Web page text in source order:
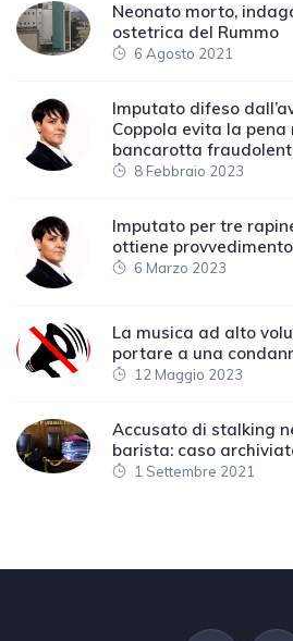
Neonato morto,
ostetrica del Rummo
6 Agosto 2021
Imputato difeso
Coppola evita la
bancarotta
8 Febbraio 2023
Imputato per tre
ottiene
6 Marzo 2023
La musica ad alto
portare a una
12 Maggio 2023
Accusato di stalking
barista: caso
1 Settembre 2021